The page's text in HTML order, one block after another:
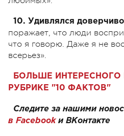
10. Удивлялся
поражает, что люди
что я говорю. Даже я не
всерьез».
БОЛЬШЕ
РУБРИКЕ "10 ФАКТОВ"
Следите за нашими
в Facebookи ВКонтакте